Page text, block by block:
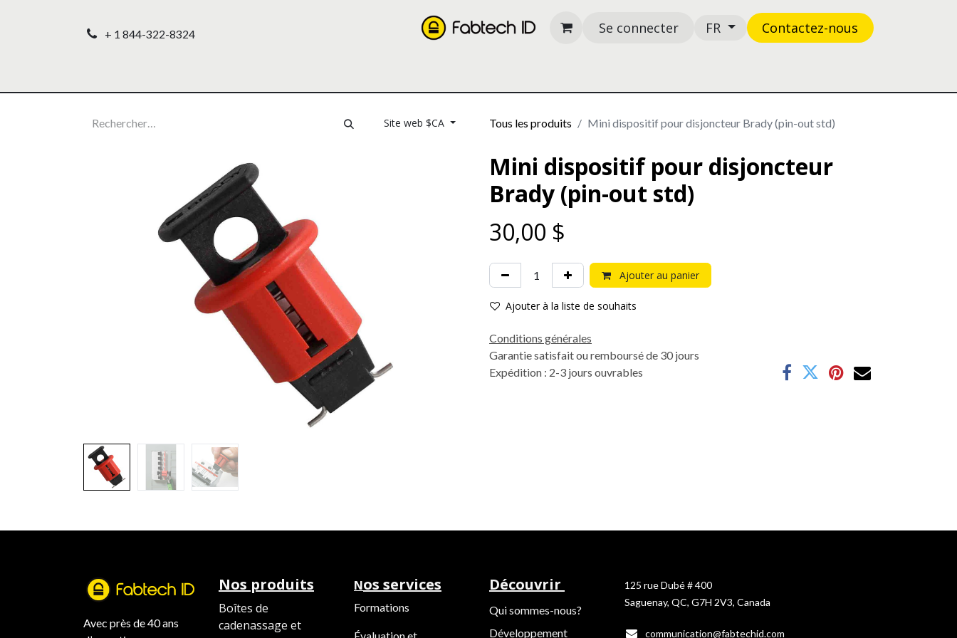
+ 1 844-322-8324 Se connecter FR Contactez-n​​​​ous
Site web $CA Tous les produits Mini dispositif pour disjoncteur Brady (pin-out std)
Mini dispositif pour disjoncteur
Brady (pin-out std)
30,00 $
Ajouter au panier
Ajouter à la liste de souhaits
Conditions générales
Garantie satisfait ou remboursé de 30 jours
Expédition : 2-3 jours ouvrables
Avec près de 40 ans
Nos produits
Boîtes de
cadenassage et
Nos services
Formations
Découvrir
Qui sommes-nous?
Développement
125 rue Dubé # 400
Saguenay, QC, G7H 2V3, Canada
communication@fabtechid.com